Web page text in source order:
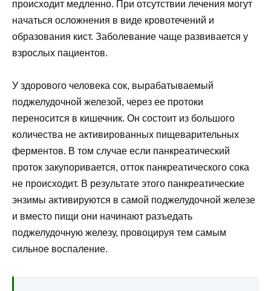
происходит медленно. При отсутствии лечения могут
начаться осложнения в виде кровотечений и
образования кист. Заболевание чаще развивается у
взрослых пациентов.
У здорового человека сок, вырабатываемый
поджелудочной железой, через ее протоки
переносится в кишечник. Он состоит из большого
количества не активированных пищеварительных
ферментов. В том случае если панкреатический
проток закупоривается, отток панкреатического сока
не происходит. В результате этого панкреатические
энзимы активируются в самой поджелудочной железе
и вместо пищи они начинают разъедать
поджелудочную железу, провоцируя тем самым
сильное воспаление.